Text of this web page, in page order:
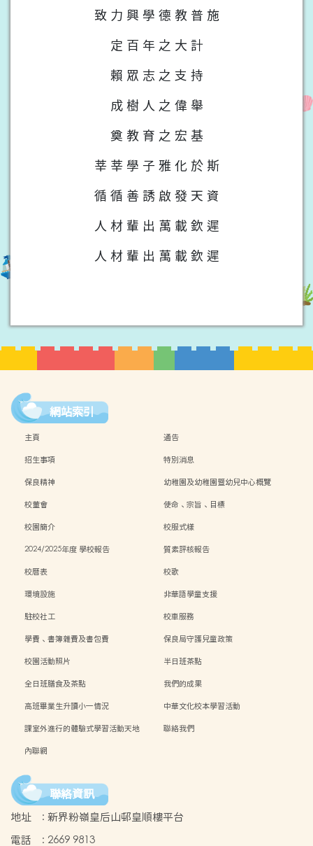
致 力 興 學 德 教 普 施
定 百 年 之 大 計
賴 眾 志 之 支 持
成 樹 人 之 偉 舉
奠 教 育 之 宏 基
莘 莘 學 子 雅 化 於 斯
循 循 善 誘 啟 發 天 資
人 材 輩 出 萬 載 欽 遲
人 材 輩 出 萬 載 欽 遲
網站索引
主頁
通告
招生事項
特別消息
保良精神
幼稚園及幼稚園暨幼兒中心概覽
校董會
使命、宗旨、目標
校園簡介
校服式樣
2024/2025年度 學校報告
質素評核報告
校曆表
校歌
環境設施
非華語學童支援
駐校社工
校車服務
學費、書簿雜費及書包費
保良局守護兒童政策
校園活動照片
半日班茶點
全日班膳食及茶點
我們的成果
高班畢業生升讀小一情況
中華文化校本學習活動
課室外進行的體驗式學習活動天地
聯絡我們
內聯網
聯絡資訊
地址 : 新界粉嶺皇后山邨皇順樓平台
電話
: 2669 9813